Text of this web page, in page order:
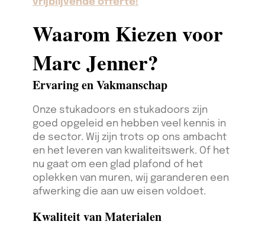
vrijblijvende offerte!
Waarom Kiezen voor
Marc Jenner?
Ervaring en Vakmanschap
Onze stukadoors en stukadoors zijn
goed opgeleid en hebben veel kennis in
de sector. Wij zijn trots op ons ambacht
en het leveren van kwaliteitswerk. Of het
nu gaat om een glad plafond of het
oplekken van muren, wij garanderen een
afwerking die aan uw eisen voldoet.
Kwaliteit van Materialen